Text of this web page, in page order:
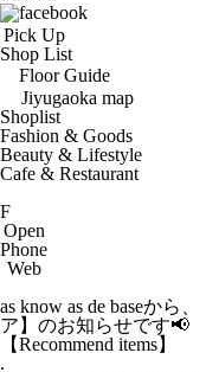
Pick Up
Shop List
Floor Guide
Jiyugaoka map
Shoplist
Fashion & Goods
Beauty & Lifestyle
Cafe & Restaurant
F
Open
Phone
Web
as know as de baseから
ア】のお知らせです📢
【Recommend items】
.